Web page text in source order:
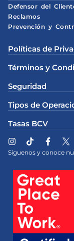
Defensor del
Reclamos
Prevención y
Políticas de
Términos y
Seguridad
Tipos de
Tasas BCV
Síguenos y conoce